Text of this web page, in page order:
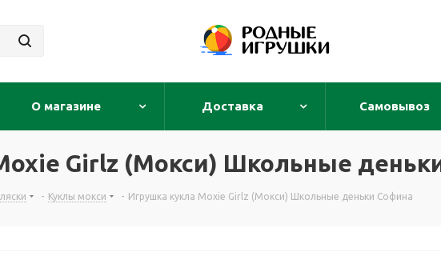
О магазине Доставка Самовывоз
Girlz (Мокси) Школьные
- Куклы мокси - Игрушка кукла Moxie Girlz (Мокси) Школьные деньки Софина